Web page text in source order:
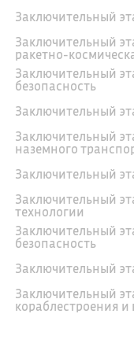
Заключительный
Заключительный
ракетно-
Заключительный
безопасность
Заключительный
Заключительный
наземного
Заключительный
Заключительный
технологии
Заключительный
безопасность
Заключительный
Заключительный
кораблестроения